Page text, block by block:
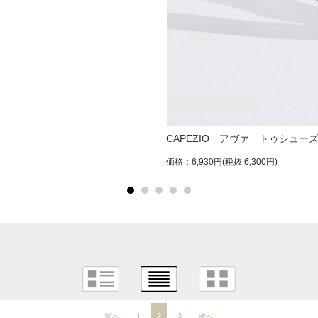
CAPEZIO アヴァ トゥシューズ
価格：6,930円(税抜 6,300円)
1 2 3